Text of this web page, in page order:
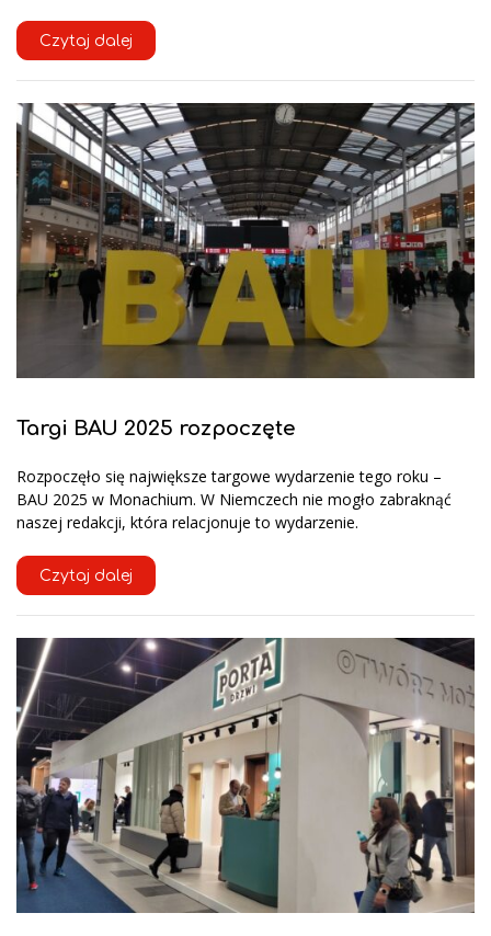
Czytaj dalej
Targi BAU 2025 rozpoczęte
Rozpoczęło się największe targowe wydarzenie tego roku –
BAU 2025 w Monachium. W Niemczech nie mogło zabraknąć
naszej redakcji, która relacjonuje to wydarzenie.
Czytaj dalej